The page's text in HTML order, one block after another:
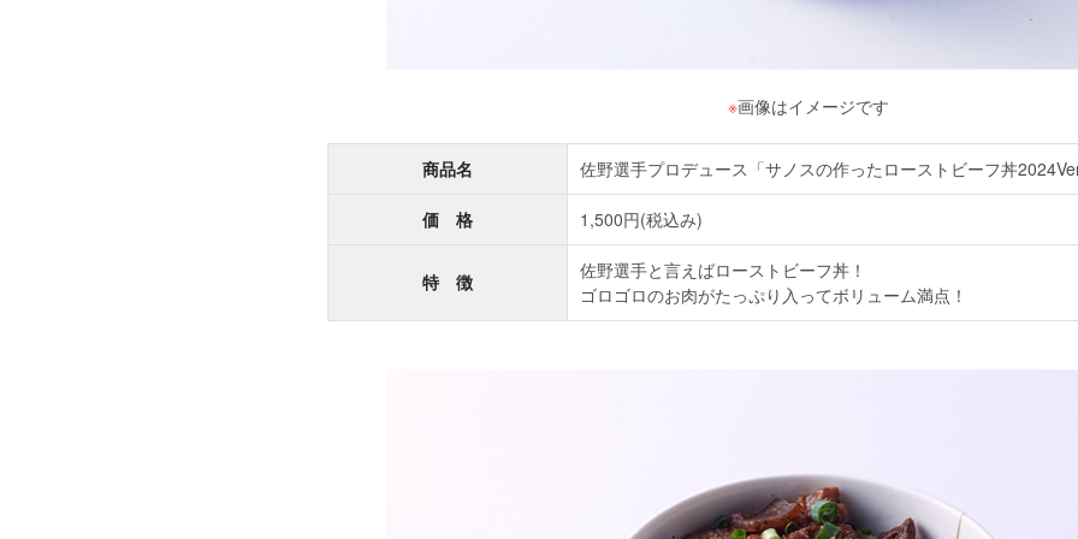
※画像はイメージです
商品名 佐野選手プロデュース「サノスの作ったローストビーフ丼
価 格 1,500円(税込み)
特 徴
佐野選手と言えばローストビーフ丼！
ゴロゴロのお肉がたっぷり入ってボリューム満点！